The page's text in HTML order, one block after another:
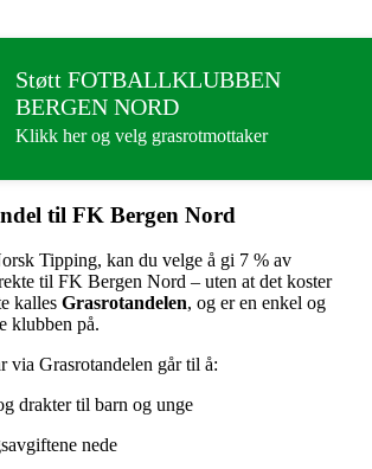
Støtt FOTBALLKLUBBEN
BERGEN NORD
Klikk her og velg grasrotmottaker
til FK Bergen Nord
Tipping, kan du velge å gi 7 % av
til FK Bergen Nord – uten at det koster
kalles Grasrotandelen, og er en enkel og
klubben på.
via Grasrotandelen går til å:
drakter til barn og unge
nede